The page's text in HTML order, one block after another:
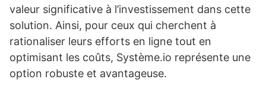
valeur significative à l’investissement dans cette
solution. Ainsi, pour ceux qui cherchent à
rationaliser leurs efforts en ligne tout en
optimisant les coûts, Système.io représente une
option robuste et avantageuse.